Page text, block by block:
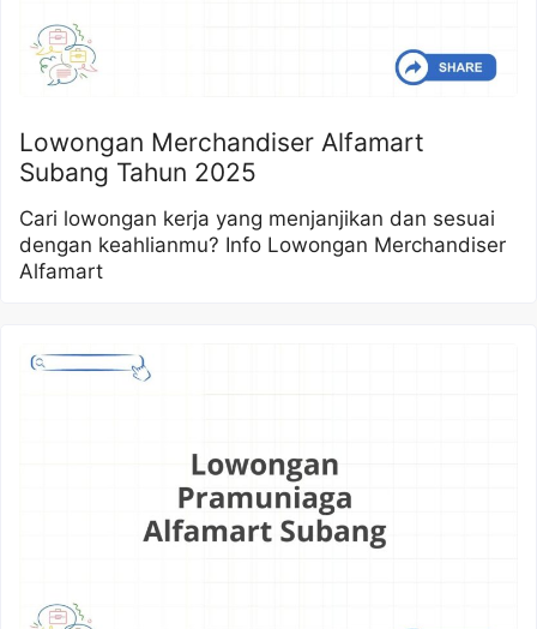
Lowongan Merchandiser Alfamart
Subang Tahun 2025
Cari lowongan kerja yang menjanjikan dan sesuai
dengan keahlianmu? Info Lowongan Merchandiser
Alfamart